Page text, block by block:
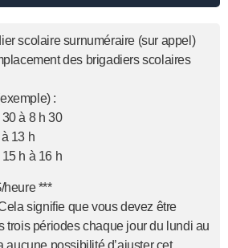
scolaire surnuméraire (sur appel)
des brigadiers scolaires
:
à 8 h 30
13 h
15 h à 16 h
heure ***
signifie que vous devez être
trois périodes chaque jour du lundi au
aucune possibilité d’ajuster cet